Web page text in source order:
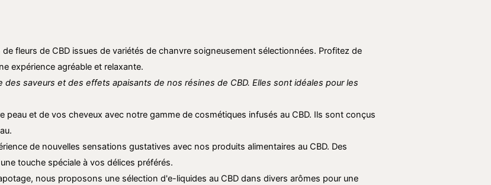
fleurs de CBD issues de variétés de chanvre soigneusement sélectionnées. Profitez de
expérience agréable et relaxante.
des saveurs et des effets apaisants de nos résines de CBD. Elles sont idéales pour les
peau et de vos cheveux avec notre gamme de cosmétiques infusés au CBD. Ils sont conçus
de nouvelles sensations gustatives avec nos produits alimentaires au CBD. Des
touche spéciale à vos délices préférés.
nous proposons une sélection d'e-liquides au CBD dans divers arômes pour une